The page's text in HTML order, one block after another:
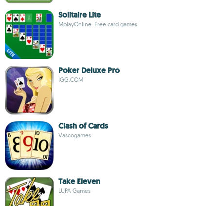
Solitaire Lite
MplayOnline: Free card games
Poker Deluxe Pro
IGG.COM
Clash of Cards
Vascogames
Take Eleven
LUPA Games